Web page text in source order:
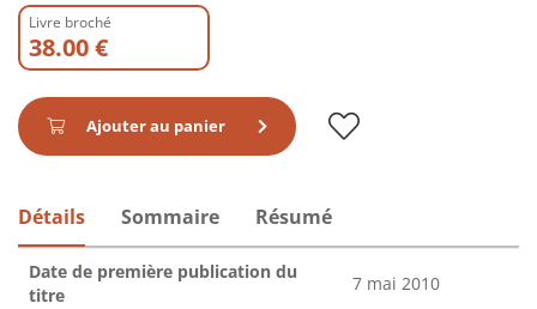
Livre broché
38.00 €
Ajouter au panier
Détails Sommaire Résumé
Date de première publication du
titre
7 mai 2010